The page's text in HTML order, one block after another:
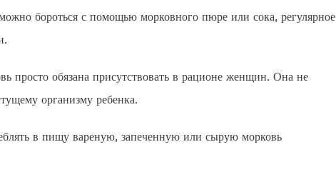
бороться с помощью морковного пюре или сока, регулярное
обязана присутствовать в рационе женщин. Она не
организму ребенка.
в пищу вареную, запеченную или сырую морковь